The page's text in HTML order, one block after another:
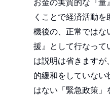
お金の実質的な『量
くことで経済活動
機後の、正常ではな
援』として行なって
は説明は省きますが
的緩和をしていない
はない「緊急政策」